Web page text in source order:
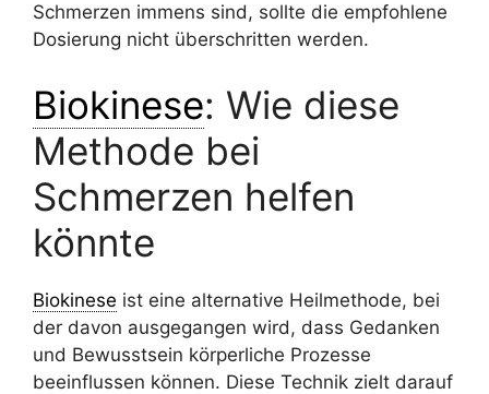
Schmerzen immens sind, sollte die empfohlene
Dosierung nicht überschritten werden.
Biokinese: Wie diese
Methode bei
Schmerzen helfen
könnte
Biokinese ist eine alternative Heilmethode, bei
der davon ausgegangen wird, dass Gedanken
und Bewusstsein körperliche Prozesse
beeinflussen können. Diese Technik zielt darauf